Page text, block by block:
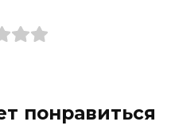
понравиться